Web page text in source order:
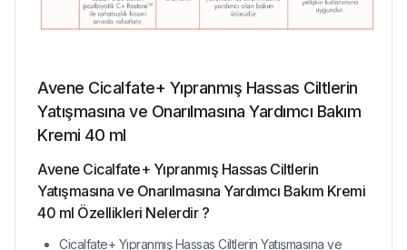
Avene Cicalfate+ Yıpranmış Hassas Ciltlerin
Yatışmasına ve Onarılmasına Yardımcı Bakım
Kremi 40 ml
Avene Cicalfate+ Yıpranmış Hassas Ciltlerin
Yatışmasına ve Onarılmasına Yardımcı Bakım Kremi
40 ml Özellikleri Nelerdir ?
Cicalfate+ Yıpranmış Hassas Ciltlerin Yatışmasına ve